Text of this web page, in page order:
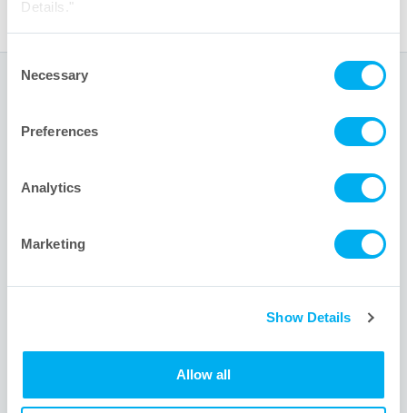
Details."
Consent
Selection
Necessary
Preferences
Analytics
Marketing
Show Details
Allow all
+1 805.388.9911
Meissner新用户? 关于我们。
Meissner服务的其他行业。